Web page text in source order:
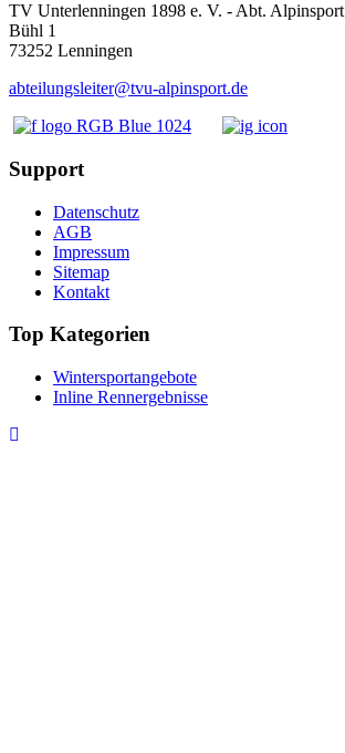
TV Unterlenningen 1898 e. V. - Abt. Alpinsport
Bühl 1
73252 Lenningen
abteilungsleiter@tvu-alpinsport.de
Support
Datenschutz
AGB
Impressum
Sitemap
Kontakt
Top Kategorien
Wintersportangebote
Inline Rennergebnisse